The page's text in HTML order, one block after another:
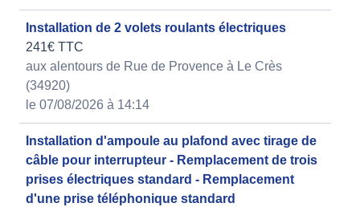
Installation de 2 volets roulants électriques
241€ TTC
aux alentours de Rue de Provence à Le Crès
(34920)
le 07/08/2026 à 14:14
Installation d'ampoule au plafond avec tirage de
câble pour interrupteur - Remplacement de trois
prises électriques standard - Remplacement
d'une prise téléphonique standard